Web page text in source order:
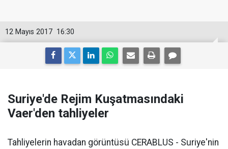
16:30
12 Mayıs 2017
Suriye'de Rejim Kuşatmasındaki
Vaer'den tahliyeler
Tahliyelerin havadan görüntüsü CERABLUS - Suriye'nin